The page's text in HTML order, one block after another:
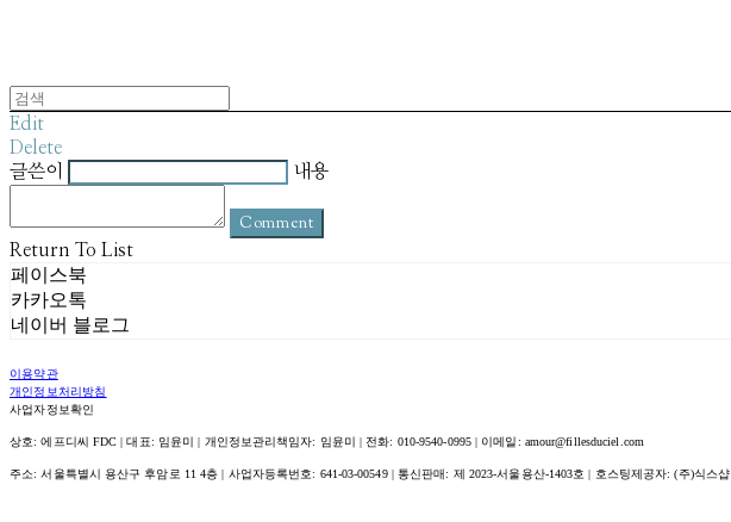
Edit
Delete
글쓴이
내용
Comment
Return To List
페이스북
카카오톡
네이버 블로그
이용약관
개인정보처리방침
사업자정보확인
상호: 에프디씨 FDC | 대표: 임윤미 | 개인정보관리책임자: 임윤미 | 전화: 010-9540-0995 | 이메일: amour@fillesduciel.com
주소: 서울특별시 용산구 후암로 11 4층 | 사업자등록번호: 641-03-00549| 통신판매: 제 2023-서울용산-1403호 | 호스팅제공자: (주)식스샵